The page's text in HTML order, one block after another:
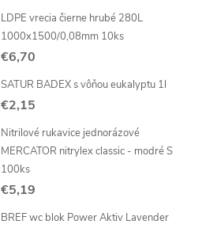
LDPE vrecia čierne hrubé 280L
1000x1500/0,08mm 10ks
€6,70
SATUR BADEX s vôňou eukalyptu 1l
€2,15
Nitrilové rukavice jednorázové
MERCATOR nitrylex classic - modré S
100ks
€5,19
BREF wc blok Power Aktiv Lavender